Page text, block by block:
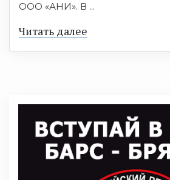
ООО «АНИ». В ...
Читать далее